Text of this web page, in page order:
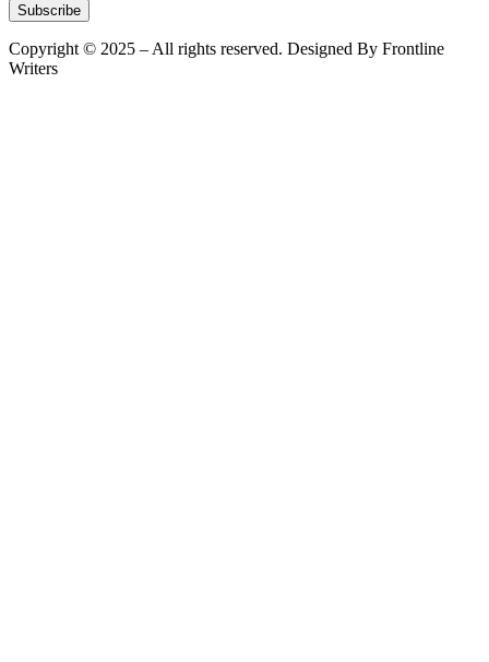
Subscribe
Copyright © 2025 – All rights reserved. Designed By Frontline
Writers